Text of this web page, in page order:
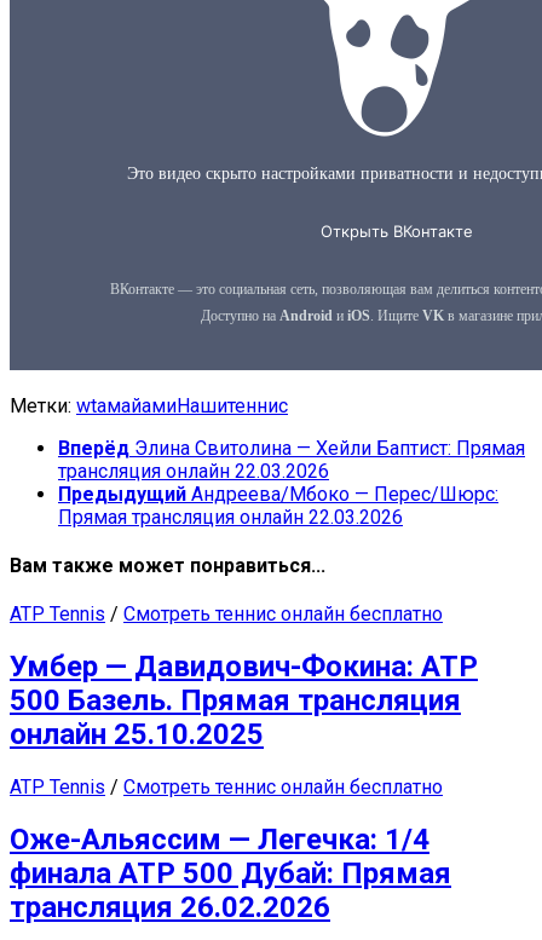
Метки: wtaмайамиНашитеннис
Вперёд Элина Свитолина — Хейли Баптист: Прямая
трансляция онлайн 22.03.2026
Предыдущий Андреева/Мбоко — Перес/Шюрс:
Прямая трансляция онлайн 22.03.2026
Вам также может понравиться...
ATP Tennis / Смотреть теннис онлайн бесплатно
Умбер — Давидович-Фокина: ATP
500 Базель. Прямая трансляция
онлайн 25.10.2025
ATP Tennis / Смотреть теннис онлайн бесплатно
Оже-Альяссим — Легечка: 1/4
финала ATP 500 Дубай: Прямая
трансляция 26.02.2026